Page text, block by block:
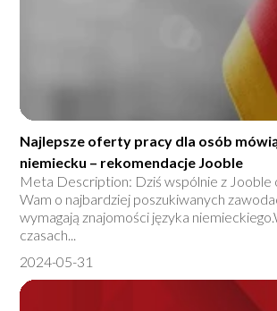
Najlepsze oferty pracy dla osób
niemiecku – rekomendacje Jooble
Meta Description: Dziś wspólnie z Jooble
Wam o najbardziej poszukiwanych
wymagają znajomości języka
czasach...
2024-05-31